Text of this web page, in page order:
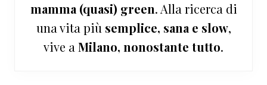
mamma (quasi) green. Alla ricerca di
una vita più semplice, sana e slow,
vive a Milano, nonostante tutto.